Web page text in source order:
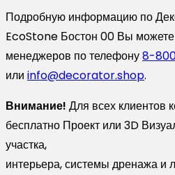
Подробную информацию по
EcoStone Бостон 00 Вы можете
менеджеров по телефону8-
или info@decorator.shop.
Внимание! Для всех клиентов
бесплатно Проект или 3D
участка,
интерьера, системы дренажа и